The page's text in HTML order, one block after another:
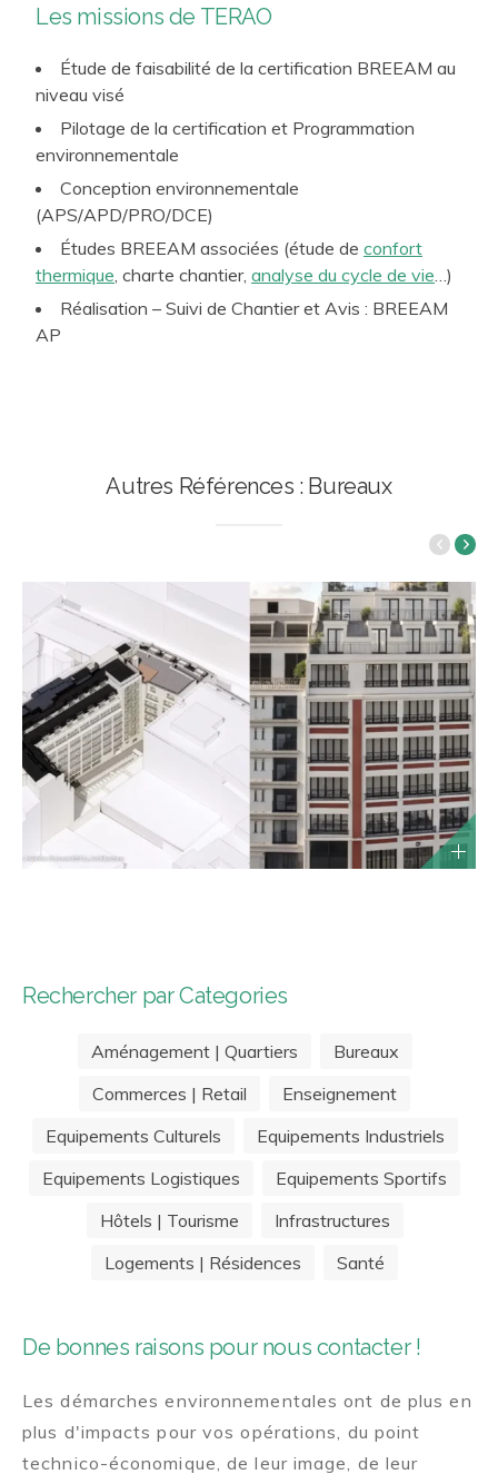
Les missions de TERAO
Étude de faisabilité de la certification BREEAM au
niveau visé
Pilotage de la certification et Programmation
environnementale
Conception environnementale
(APS/APD/PRO/DCE)
Études BREEAM associées (étude de confort
thermique , charte chantier, analyse du cycle de vie …)
Réalisation – Suivi de Chantier et Avis : BREEAM
AP
Autres Références : Bureaux
Rechercher par Categories
Aménagement | Quartiers
Bureaux
Commerces | Retail
Enseignement
Equipements Culturels
Equipements Industriels
Equipements Logistiques
Equipements Sportifs
Hôtels | Tourisme
Infrastructures
Logements | Résidences
Santé
De bonnes raisons pour nous contacter !
Les démarches environnementales ont de plus en
plus d'impacts pour vos opérations, du point
technico-économique, de leur image, de leur